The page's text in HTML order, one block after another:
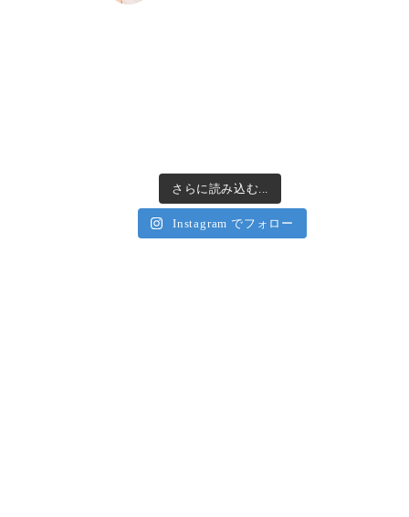
さらに読み込む...
Instagram でフォロー